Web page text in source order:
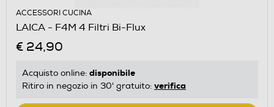
ACCESSORI CUCINA
LAICA - F4M 4 Filtri Bi-Flux
€ 24,90
Acquisto online: disponibile
Ritiro in negozio in 30' gratuito: verifica